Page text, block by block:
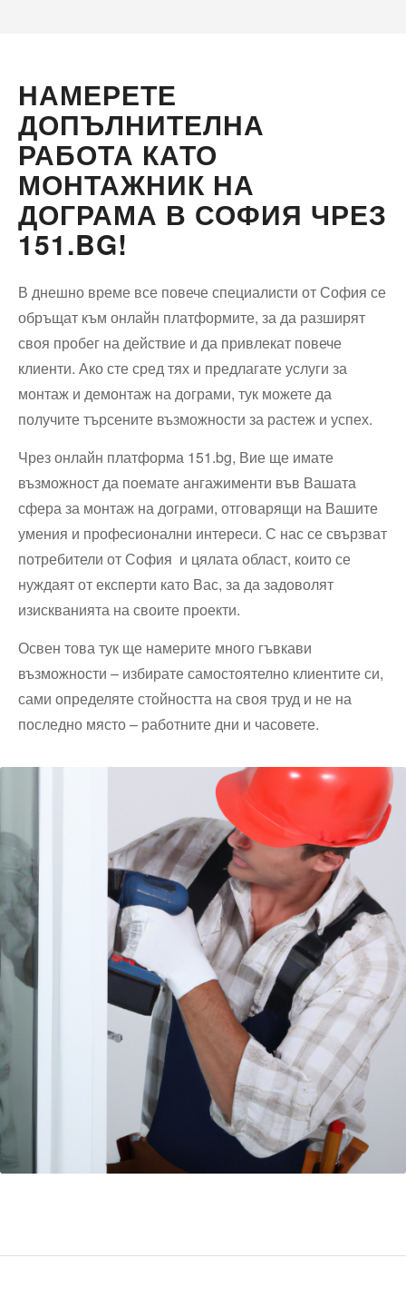
НАМЕРЕТЕ
ДОПЪЛНИТЕЛНА
РАБОТА КАТО
МОНТАЖНИК НА
ДОГРАМА В СОФИЯ ЧРЕЗ
151.BG!
В днешно време все повече специалисти от София се
обръщат към онлайн платформите, за да разширят
своя пробег на действие и да привлекат повече
клиенти. Ако сте сред тях и предлагате услуги за
монтаж и демонтаж на дограми, тук можете да
получите търсените възможности за растеж и успех.
Чрез онлайн платформа 151.bg, Вие ще имате
възможност да поемате ангажименти във Вашата
сфера за монтаж на дограми, отговарящи на Вашите
умения и професионални интереси. С нас се свързват
потребители от София и цялата област, които се
нуждаят от експерти като Вас, за да задоволят
изискванията на своите проекти.
Освен това тук ще намерите много гъвкави
възможности – избирате самостоятелно клиентите си,
сами определяте стойността на своя труд и не на
последно място – работните дни и часовете.